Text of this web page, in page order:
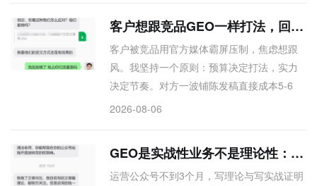
中国语言博大精深，AI审核不出那些暗坑。
运营越好的内容，前提是经得起查。
客户想跟竞品GEO一样打法，回了句：预算够吗
客户被竞品用官方媒体霸屏压制，焦虑想跟
风。我坚持一个原则：预算决定打法，实力
决定节奏。对方一波铺陈发稿直接成本5-6
万，客户也想去正面拼，不是战术问题，是
行，敢说”不建议”比会说”都能做”更值钱。信
任，建立在替你有效省钱的建议上。
2026-08-06
GEO是实战性业务不是理论性：否则提案就会卡住
运营公众号不到3个月，写理论与写实战证明